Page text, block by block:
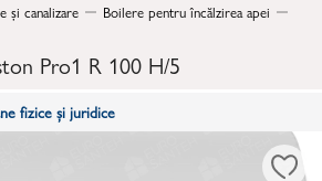
și canalizare Boilere pentru încălzirea apei
Pro1 R 100 H/5
fizice și juridice